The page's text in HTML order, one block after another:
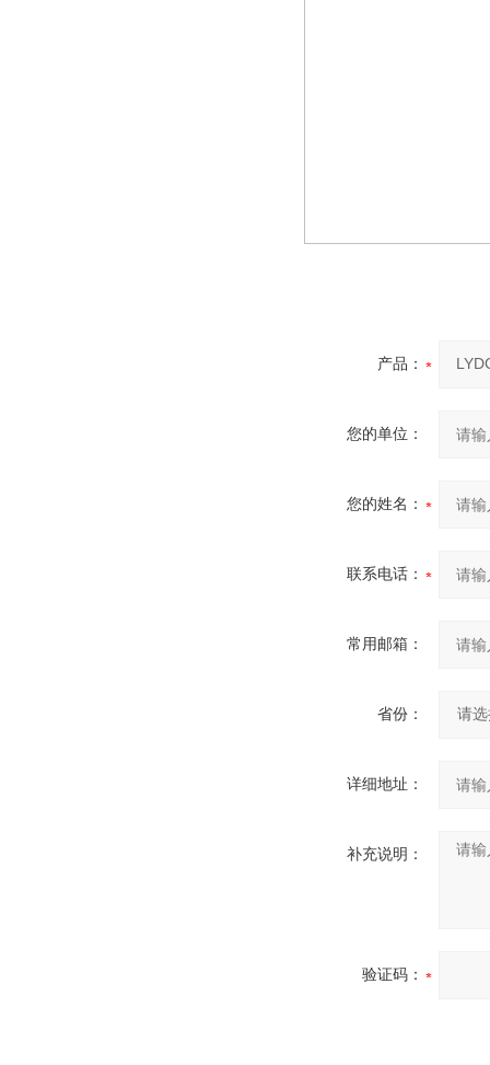
产品：
您的单位：
您的姓名：
联系电话：
常用邮箱：
省份：
详细地址：
补充说明：
验证码：